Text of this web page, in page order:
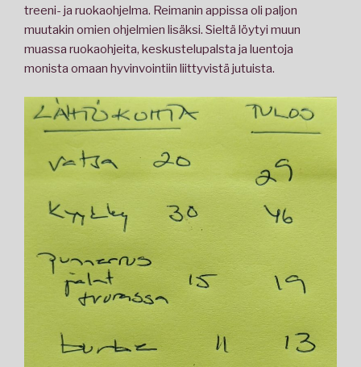
treeni- ja ruokaohjelma. Reimanin appissa oli paljon
muutakin omien ohjelmien lisäksi. Sieltä löytyi muun
muassa ruokaohjeita, keskustelupalsta ja luentoja
monista omaan hyvinvointiin liittyvistä jutuista.